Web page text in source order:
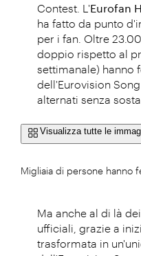
Contest. L'Eurofan
ha fatto da punto
per i fan. Oltre
doppio rispetto al
settimanale) hanno
dell'Eurovision
alternati senza
Visualizza tutte le
Migliaia di persone hanno
Ma anche al di là
ufficiali, grazie a
trasformata in